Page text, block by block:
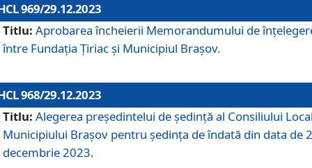
969/29.12.2023
Titlu: Aprobarea încheierii Memorandumului de
între Fundația Țiriac și Municipiul Brașov.
968/29.12.2023
Titlu: Alegerea preşedintelui de şedinţă al Consiliului
Municipiului Braşov pentru ședința de îndată din data de
decembrie 2023.